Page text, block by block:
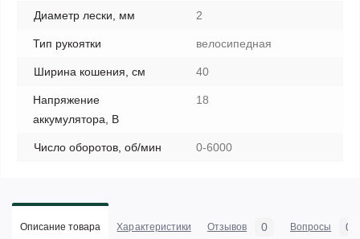
Диаметр лески, мм 2
Тип рукоятки велосипедная
Ширина кошения, см 40
Напряжение
аккумулятора, В
18
Число оборотов, об/мин 0-6000
Описание товара Характеристики Отзывов 0 Вопросы 0